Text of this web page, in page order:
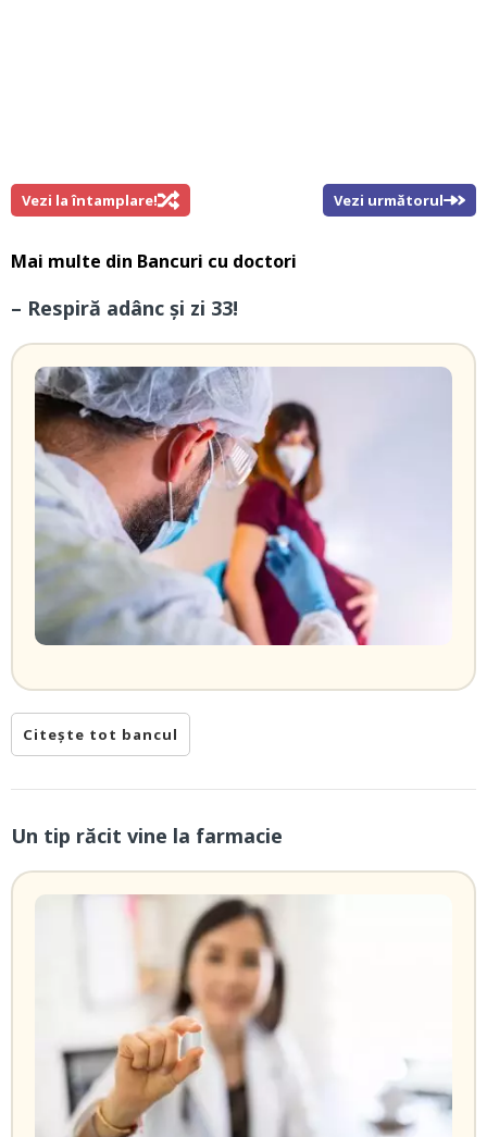
Vezi la întamplare! Vezi următorul
Mai multe din Bancuri cu doctori
– Respiră adânc și zi 33!
Citește tot bancul
Un tip răcit vine la farmacie